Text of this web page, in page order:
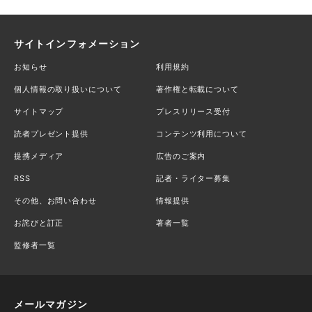
サイトインフォメーション
お知らせ 利用規約
個人情報の取り扱いについて 著作権と転載について
サイトマップ プレスリリース受付
読者プレゼント提供 コンテンツ利用について
提携メディア 広告のご案内
RSS 記者・ライター募集
その他、お問い合わせ 情報提供
お詫びと訂正 著者一覧
監修者一覧
メールマガジン